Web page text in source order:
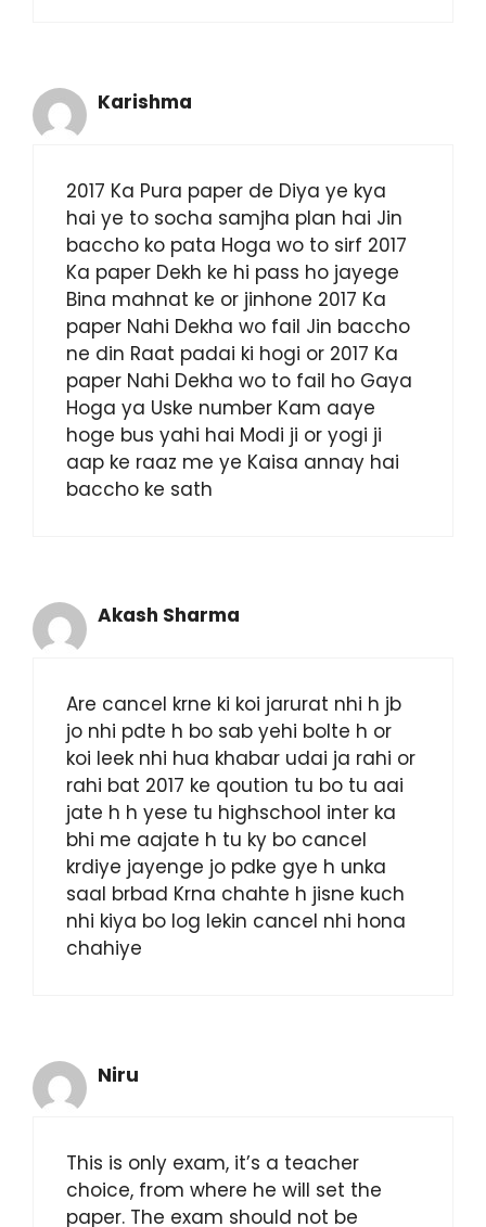
Karishma
2017 Ka Pura paper de Diya ye kya
hai ye to socha samjha plan hai Jin
baccho ko pata Hoga wo to sirf 2017
Ka paper Dekh ke hi pass ho jayege
Bina mahnat ke or jinhone 2017 Ka
paper Nahi Dekha wo fail Jin baccho
ne din Raat padai ki hogi or 2017 Ka
paper Nahi Dekha wo to fail ho Gaya
Hoga ya Uske number Kam aaye
hoge bus yahi hai Modi ji or yogi ji
aap ke raaz me ye Kaisa annay hai
baccho ke sath
Akash Sharma
Are cancel krne ki koi jarurat nhi h jb
jo nhi pdte h bo sab yehi bolte h or
koi leek nhi hua khabar udai ja rahi or
rahi bat 2017 ke qoution tu bo tu aai
jate h h yese tu highschool inter ka
bhi me aajate h tu ky bo cancel
krdiye jayenge jo pdke gye h unka
saal brbad Krna chahte h jisne kuch
nhi kiya bo log lekin cancel nhi hona
chahiye
Niru
This is only exam, it’s a teacher
choice, from where he will set the
paper. The exam should not be